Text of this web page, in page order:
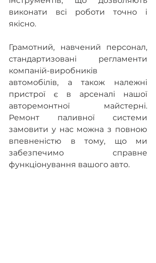
виконати всі роботи точно і
якісно.
Грамотний, навчений персонал,
стандартизовані регламенти
компаній-виробників
автомобілів, а також належні
пристрої є в арсеналі нашої
авторемонтної майстерні.
Ремонт паливної системи
замовити у нас можна з повною
впевненістю в тому, що ми
забезпечимо справне
функціонування вашого авто.